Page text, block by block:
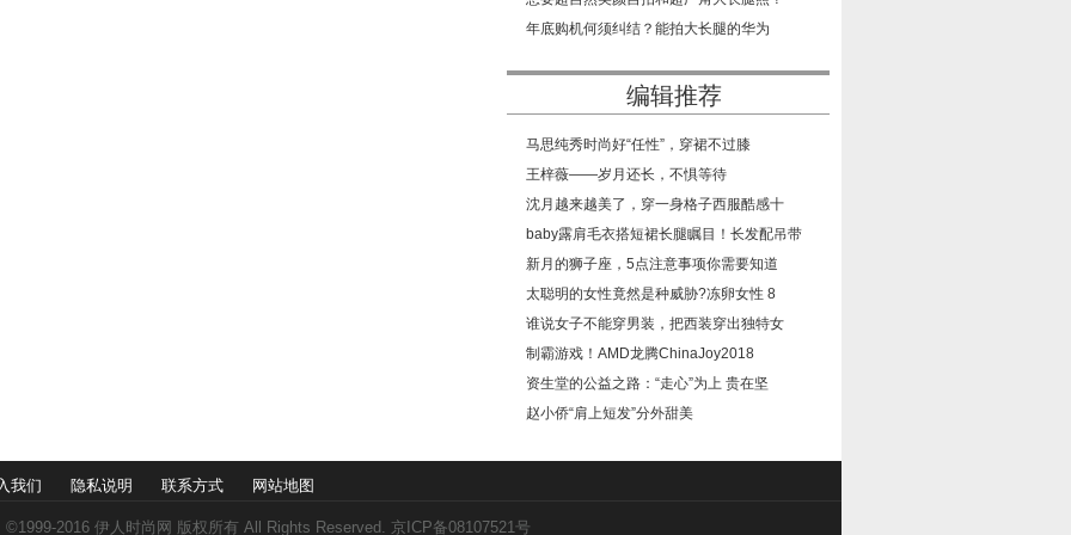
​年底购机何须纠结？能拍大长腿的华为
编辑推荐
​马思纯秀时尚好“任性”，穿裙不过膝
​王梓薇——岁月还长，不惧等待
​沈月越来越美了，穿一身格子西服酷感十
​baby露肩毛衣搭短裙长腿瞩目！长发配吊带
​新月的狮子座，5点注意事项你需要知道
​太聪明的女性竟然是种威胁?冻卵女性 8
​谁说女子不能穿男装，把西装穿出独特女
​制霸游戏！AMD龙腾ChinaJoy2018
​资生堂的公益之路：“走心”为上 贵在坚
​赵小侨“肩上短发”分外甜美
我们 隐私说明 联系方式 网站地图
©1999-2016 伊人时尚网 版权所有 All Rights Reserved. 京ICP备08107521号